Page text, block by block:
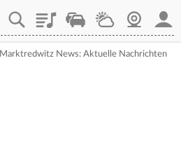
PlaylistStaupilotWetterWebcam
Marktredwitz News: Aktuelle Nachrichten